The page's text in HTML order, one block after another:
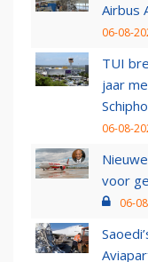
Airbus
06-08-
TUI
jaar
06-08-
voor
06-